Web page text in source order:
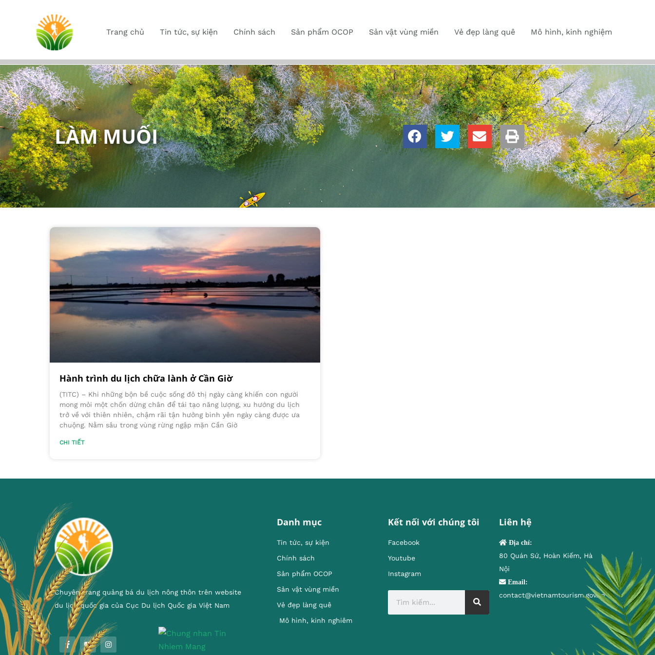
Trang chủ Tin tức, sự kiện Chính sách Sản phẩm OCOP Sản vật vùng miền Vẻ đẹp làng quê Mô hình, kinh nghiệm
LÀM MUỐI
Hành trình du lịch chữa lành ở Cần Giờ
(TITC) – Khi những bộn bề cuộc sống đô thị ngày càng khiến con người
mong mỏi một chốn dừng chân để tái tạo năng lượng, xu hướng du lịch
trở về với thiên nhiên, chậm rãi tận hưởng bình yên ngày càng được ưa
chuộng. Nằm sâu trong vùng rừng ngập mặn Cần Giờ
CHI TIẾT
Chuyên trang quảng bá du lịch nông thôn trên website
du lịch quốc gia của Cục Du lịch Quốc gia Việt Nam
Danh mục
Tin tức, sự kiện
Chính sách
Sản phẩm OCOP
Sản vật vùng miền
Vẻ đẹp làng quê
Mô hình, kinh nghiêm
Kết nối với chúng tôi
Facebook
Youtube
Instagram
Liên hệ
Địa chỉ:
80 Quán Sứ, Hoàn Kiếm, Hà
Nội
Email:
contact@vietnamtourism.gov.vn